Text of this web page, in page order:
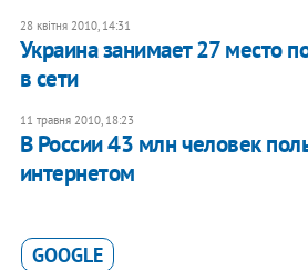
28 квітня 2010, 14:31
Украина занимает 27 место
в сети
11 травня 2010, 18:23
В России 43 млн человек
интернетом
GOOGLE